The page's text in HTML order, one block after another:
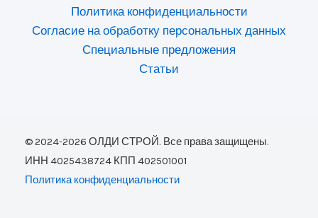
Политика конфиденциальности
Согласие на обработку персональных данных
Специальные предложения
Статьи
© 2024-2026 ОЛДИ СТРОЙ. Все права защищены.
ИНН 4025438724 КПП 402501001
Политика конфиденциальности